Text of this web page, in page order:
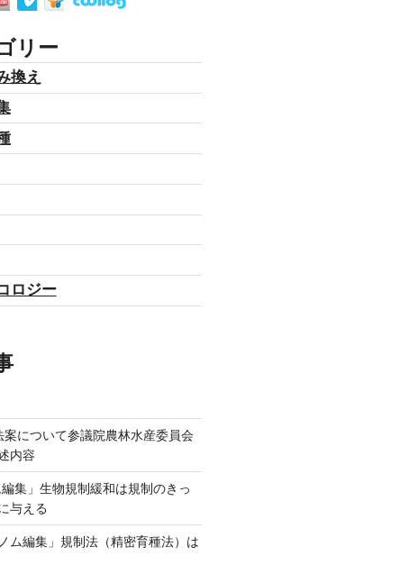
リー
換え
ロジー
案について参議院農林水産委員会
内容
集」生物規制緩和は規制のきっ
与える
ム編集」規制法（精密育種法）は